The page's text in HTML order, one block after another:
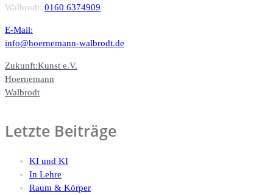
Walbrodt: 0160 6374909
E-Mail:
info@hoernemann-walbrodt.de
Zukunft:Kunst e.V.
Hoernemann
Walbrodt
Letzte Beiträge
KI und KI
In Lehre
Raum & Körper